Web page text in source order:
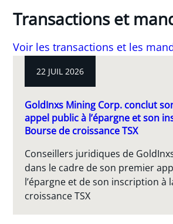
Transactions et
Voir les transactions et les
22 JUIL 2026
GoldInxs Mining Corp. conclut
appel public à l’épargne et son
Bourse de croissance TSX
Conseillers juridiques de
dans le cadre de son premier
l’épargne et de son inscription à
croissance TSX